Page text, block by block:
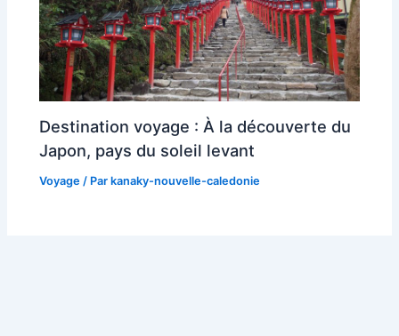
Destination voyage : À la découverte du
Japon, pays du soleil levant
Voyage / Parkanaky-nouvelle-caledonie